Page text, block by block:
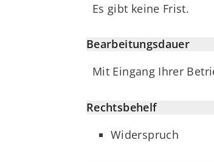
Es gibt keine Frist.
Bearbeitungsdauer
Mit Eingang Ihrer
Rechtsbehelf
Widerspruch